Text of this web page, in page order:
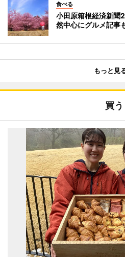
食べる
小田原箱根経済新
然中心にグルメ記事
もっと見
買う